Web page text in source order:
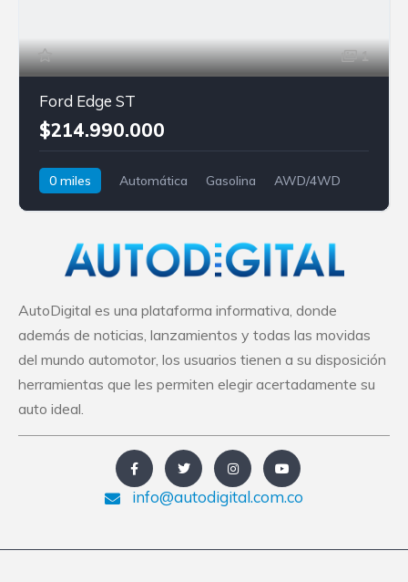
1
Ford Edge ST
$214.990.000
0 miles Automática Gasolina
AWD/4WD
AutoDigital es una plataforma informativa, donde
además de noticias, lanzamientos y todas las movidas
del mundo automotor, los usuarios tienen a su disposición
herramientas que les permiten elegir acertadamente su
auto ideal.
info@autodigital.com.co